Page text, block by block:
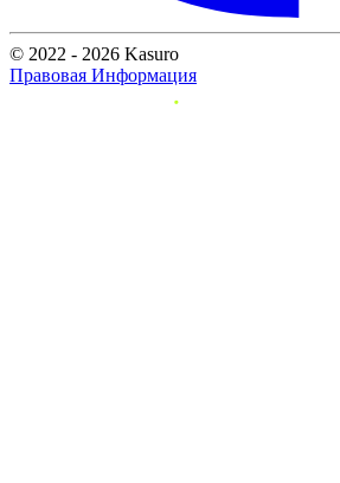
© 2022 - 2026 Kasuro
Правовая Информация